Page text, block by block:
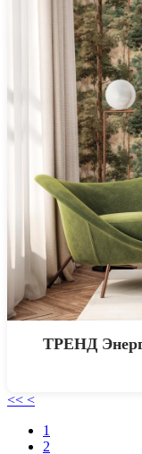
ТРЕНД
<< <
1
2